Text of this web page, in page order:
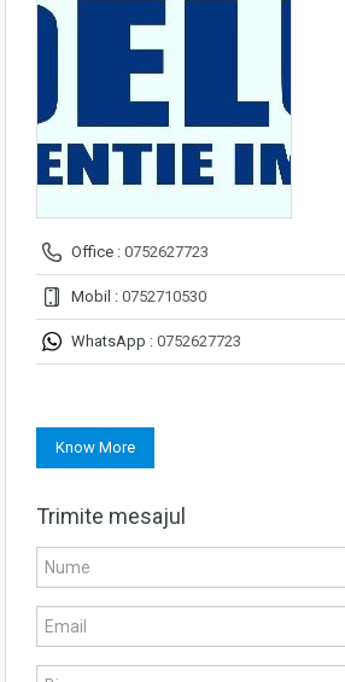
Office : 0752627723
Mobil : 0752710530
WhatsApp : 0752627723
Know More
Trimite mesajul